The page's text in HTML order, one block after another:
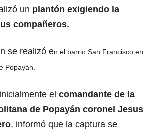
un plantón exigiendo la
compañeros.
se realizó en el barrio San Francisco en
Popayán.
el comandante de la
de Popayán coronel Jesus
, informó que la captura se